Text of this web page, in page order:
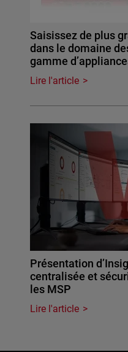
Saisissez de plus
dans le domaine
gamme
Lire l'article
Présentation
centralisée et
les MSP
Lire l'article